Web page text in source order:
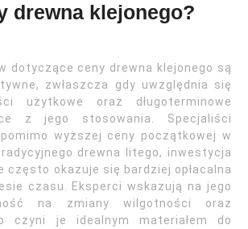
drewna klejonego?
dotyczące ceny drewna klejonego są
zwłaszcza gdy uwzględnia się
użytkowe oraz długoterminowe
z jego stosowania. Specjaliści
wyższej ceny początkowej w
drewna litego, inwestycja
często okazuje się bardziej opłacalna
czasu. Eksperci wskazują na jego
na zmiany wilgotności oraz
czyni je idealnym materiałem do